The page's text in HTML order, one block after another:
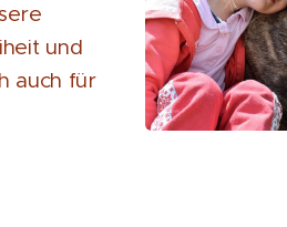
und
auch für